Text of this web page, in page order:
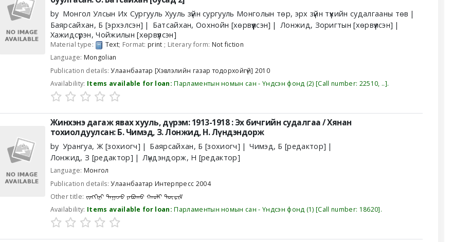
by Монгол Улсын Их Сургууль Хууль зүйн сургууль Монголын төр, эрх зүйн түүхийн судалгааны төв
Баярсайхан, Б [эрхэлсэн] Батсайхан, Оохнойн [хөрвүүлсэн] Лонжид, Зоригтын [хөрвүүлсэн]
Хажидсүрэн, Чойжилын [хөрвүүлсэн]
Material type: Text; Format:print ; Literary form: Not fiction
Language: Mongolian
Publication details:Улаанбаатар [Хэвлэлийн газар тодорхойгүй] 2010
Availability: Items available for loan:Парламентын номын сан - Үндсэн фонд (2) Call number: 22510, .. .
Жинхэнэ дагаж явах хууль, дүрэм: 1913-1918 : Эх бичгийн судалгаа /Хянан
тохиолдуулсан: Б. Чимэд, З. Лонжид, Н. Лүндэндорж
by Урангуа, Ж[зохиогч] Баярсайхан, Б [зохиогч] Чимэд, Б [редактор]
Лонжид, З [редактор] Лүндэндорж, Н [редактор]
Language: Монгол
Publication details:Улаанбаатар Интерпресс 2004
Other title: ᠵᠢᠩᠬᠢᠨᠢ ᠳᠠᠭᠠᠵᠤ ᠶᠠᠪᠤᠬᠤ ᠬᠠᠤᠯᠢ ᠳᠦᠷᠢᠮ
Availability: Items available for loan:Парламентын номын сан - Үндсэн фонд (1) Call number: 18620 .